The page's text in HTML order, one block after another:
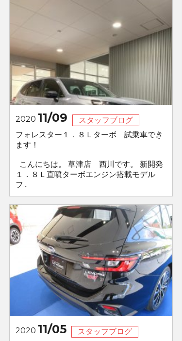
2020 11/09
スタッフブログ
フォレスター１．８Ｌターボ 試乗車でき
ます！
こんにちは。 草津店 西川です。 新開発
１．８Ｌ直噴ターボエンジン搭載モデル
フ...
2020 11/05
スタッフブログ